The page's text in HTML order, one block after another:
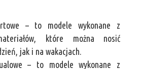
– to modele wykonane z
które można nosić
jak i na wakacjach.
– to modele wykonane z